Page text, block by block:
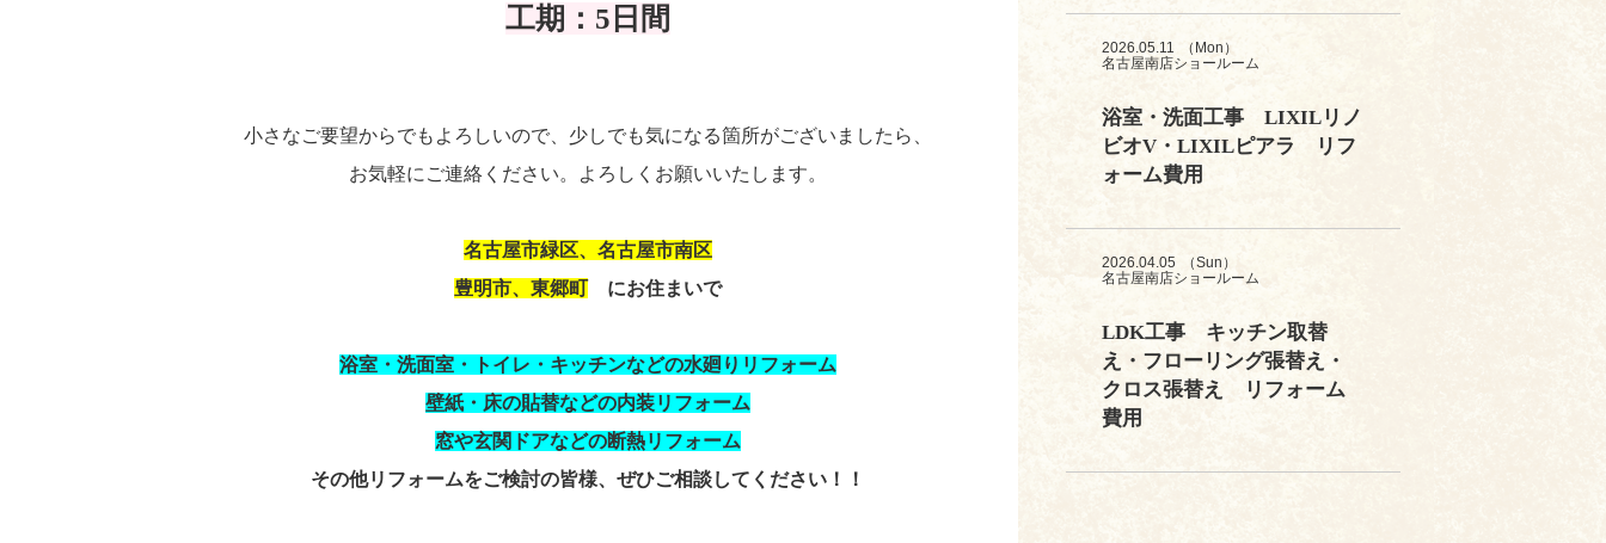
工期：5日間
小さなご要望からでもよろしいので、少しでも気になる箇所がございましたら、
お気軽にご連絡ください。よろしくお願いいたします。
名古屋市緑区、名古屋市南区
豊明市、東郷町 にお住まいで
浴室・洗面室・トイレ・キッチンなどの水廻りリフォーム
壁紙・床の貼替などの内装リフォーム
窓や玄関ドアなどの断熱リフォーム
その他リフォームをご検討の皆様、ぜひご相談してください！！
2026.05.11
（Mon）
名古屋南店ショールーム
浴室・洗面工事 LIXILリノ
ビオV・LIXILピアラ リフ
ォーム費用
2026.04.05
（Sun）
名古屋南店ショールーム
LDK工事 キッチン取替
え・フローリング張替え・
クロス張替え リフォーム
費用